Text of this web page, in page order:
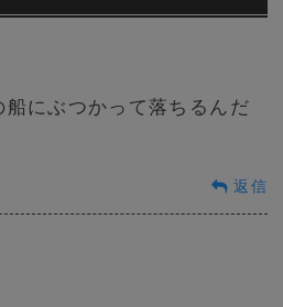
にぶつかって落ちるんだ
返信